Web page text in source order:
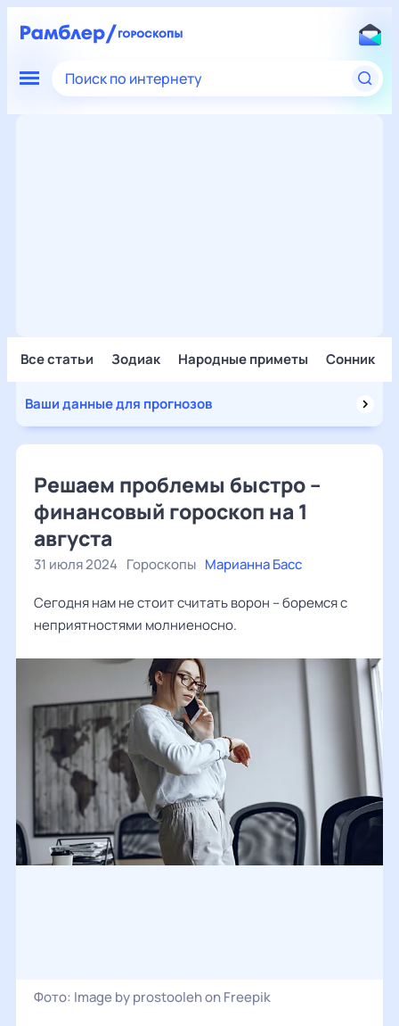
Поиск по интернету
Все статьи Зодиак Народные приметы Сонник
Ваши данные для прогнозов
Решаем проблемы быстро –
финансовый гороскоп на 1
августа
31 июля 2024 Гороскопы Марианна Басс
Сегодня нам не стоит считать ворон – боремся с
неприятностями молниеносно.
Фото: Image by prostooleh on Freepik